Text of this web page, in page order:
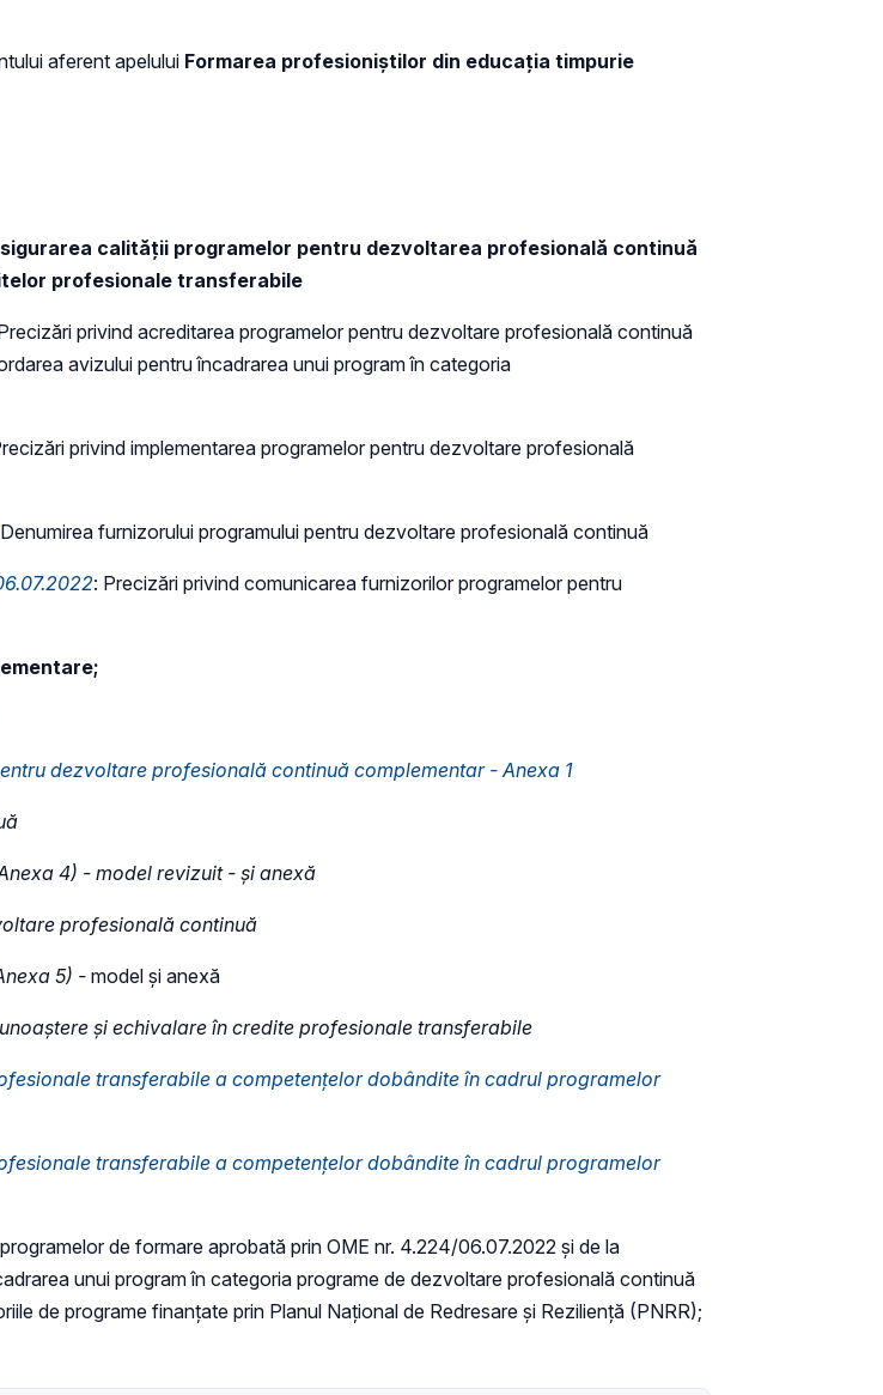
aferent apelului Formarea profesioniștilor din educația timpurie
calității programelor pentru dezvoltarea profesională continuă
profesionale transferabile
privind acreditarea programelor pentru dezvoltare profesională continuă
avizului pentru încadrarea unui program în categoria
privind implementarea programelor pentru dezvoltare profesională
furnizorului programului pentru dezvoltare profesională continuă
: Precizări privind comunicarea furnizorilor programelor pentru
dezvoltare profesională continuă complementar - Anexa 1
4) - model revizuit - și anexă
profesională continuă
5) - model și anexă
și echivalare în credite profesionale transferabile
transferabile a competențelor dobândite în cadrul programelor
transferabile a competenţelor dobândite în cadrul programelor
de formare aprobată prin OME nr. 4.224/06.07.2022 și de la
unui program în categoria programe de dezvoltare profesională continuă
de programe finanțate prin Planul Național de Redresare și Reziliență (PNRR);